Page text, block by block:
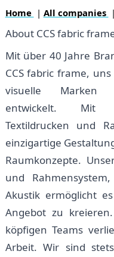
Home | All companies
About CCS fabric
Mit über 40 Jahre
CCS fabric frame,
visuelle Marken
entwickelt. Mit
Textildrucken und
einzigartige
Raumkonzepte.
und
Akustik ermöglicht
Angebot zu
köpfigen Teams
Arbeit. Wir sind